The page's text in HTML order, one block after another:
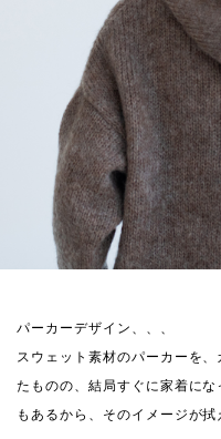
パーカーデザイン、、、
スウェット素材のパーカーを
たものの、結局すぐに家着に
もあるから、そのイメージが拭